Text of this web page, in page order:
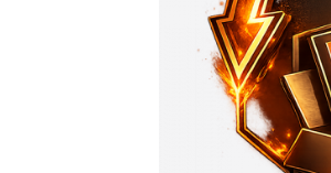
Усилители антенные SWA